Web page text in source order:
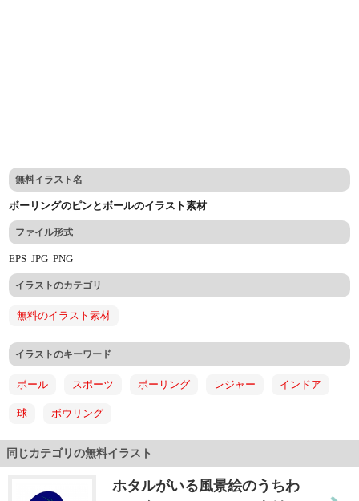
無料イラスト名
ボーリングのピンとボールのイラスト素材
ファイル形式
EPSJPGPNG
イラストのカテゴリ
無料のイラスト素材
イラストのキーワード
ボール スポーツ ボーリング レジャー インドア
球 ボウリング
同じカテゴリの無料イラスト
ホタルがいる風景絵のうちわ